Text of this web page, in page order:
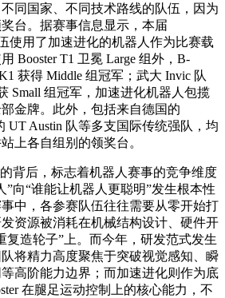
同国家、不同技术路线的队伍，因为
台。据赛事信息显示，本届
使用了加速进化的机器人作为比赛载
Booster T1 卫冕 Large 组外，B-
获得 Middle 组冠军；武大 Invic 队
Small 组冠军，加速进化机器人包揽
金牌。此外，包括来自德国的
UT Austin 队等多支国际传统强队，均
上各自组别的领奖台。
背后，标志着机器人赛事的竞争维度
”向“谁能让机器人更聪明”发生根本性
中，各参赛队伍往往需要从零开始打
资源被消耗在机械结构设计、硬件开
复造轮子”上。而今年，研发范式发生
将精力高度聚焦于突破视觉感知、瞬
高阶能力边界；而加速进化则作为底
在腿足运动控制上的核心能力，不